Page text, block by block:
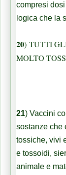
compresi
logica che la
20) TUTTI
MOLTO
21) Vaccini
sostanze che
tossiche, vivi
e tossoidi,
animale e